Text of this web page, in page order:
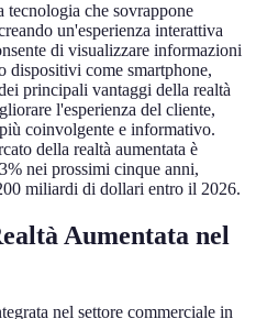
tecnologia che sovrappone
un'esperienza interattiva
di visualizzare informazioni
dispositivi come smartphone,
principali vantaggi della realtà
l'esperienza del cliente,
coinvolgente e informativo.
della realtà aumentata è
nei prossimi cinque anni,
miliardi di dollari entro il 2026.
Aumentata nel
nel settore commerciale in